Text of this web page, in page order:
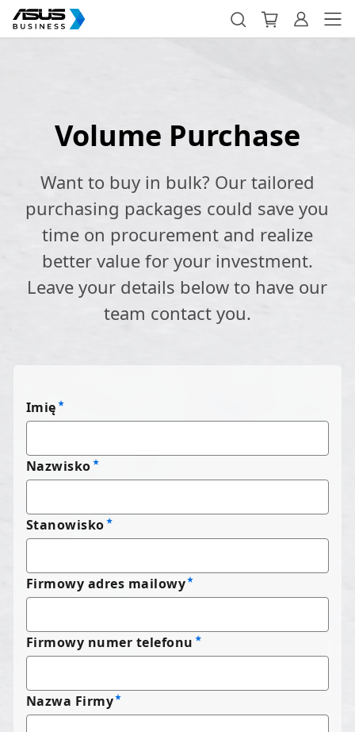
Volume Purchase
Want to buy in bulk? Our tailored
purchasing packages could save you
time on procurement and realize
better value for your investment.
Leave your details below to have our
team contact you.
Imię
Nazwisko
Stanowisko
Firmowy adres mailowy
Firmowy numer telefonu
Nazwa Firmy